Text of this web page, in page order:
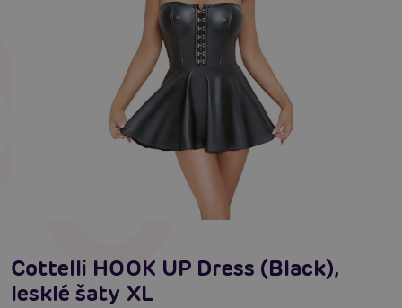
Cottelli HOOK UP Dress (Black),
lesklé šaty XL